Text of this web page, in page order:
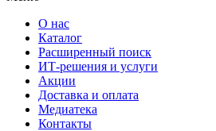
О нас
Каталог
Расширенный поиск
ИТ-решения и услуги
Акции
Доставка и оплата
Медиатека
Контакты